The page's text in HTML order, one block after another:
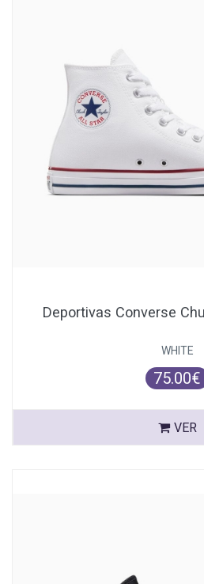
Deportivas Converse
WHITE
75.00€
VER